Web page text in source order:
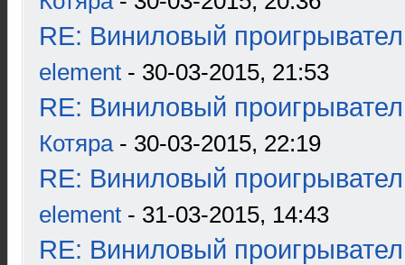
RE: Виниловый
element - 30-03-2015, 21:53
RE: Виниловый
Котяра- 30-03-2015, 22:19
RE: Виниловый
element - 31-03-2015, 14:43
RE: Виниловый